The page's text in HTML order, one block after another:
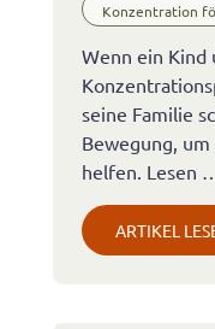
Konzentration
Wenn ein Kind
seine Familie
Bewegung,
helfen. Lesen …
ARTIKEL